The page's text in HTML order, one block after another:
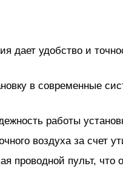
дает удобство и
в современные
работы
воздуха за счет
пульт, что